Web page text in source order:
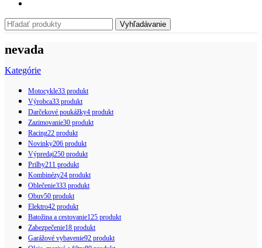
Vyhľadávanie
nevada
Kategórie
Motocykle33 produkt
Výrobca33 produkt
Darčekové poukážky4 produkt
Zazimovanie30 produkt
Racing22 produkt
Novinky206 produkt
Výpredaj250 produkt
Prilby211 produkt
Kombinézy24 produkt
Oblečenie333 produkt
Obuv50 produkt
Elektro42 produkt
Batožina a cestovanie125 produkt
Zabezpečenie18 produkt
Garážové vybavenie92 produkt